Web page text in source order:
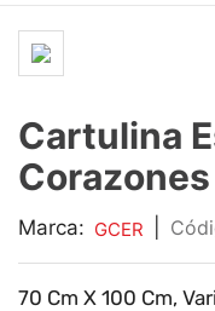
Cartulina
Corazones
Marca: GCER
70 Cm X 100 Cm,
3.
4.
.
marcadores
8.
teclado